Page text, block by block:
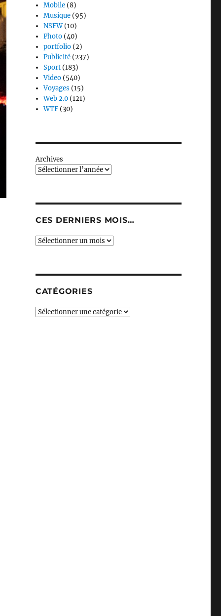
Mobile (8)
Musique (95)
NSFW(10)
Photo (40)
portfolio (2)
Publicité (237)
Sport (183)
Video (540)
Voyages (15)
Web 2.0 (121)
WTF (30)
Archives
CES DERNIERS MOIS…
Ces
CATÉGORIES
Catégories